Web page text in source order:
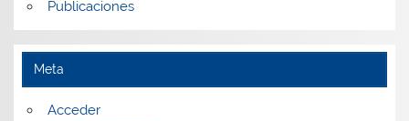
Publicaciones
Meta
Acceder